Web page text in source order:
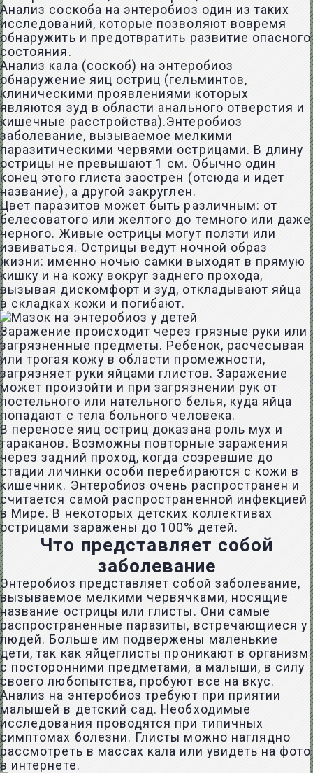
Анализ соскоба на энтеробиоз один из таких
исследований, которые позволяют вовремя
обнаружить и предотвратить развитие опасного
состояния.
Анализ кала (соскоб) на энтеробиоз
обнаружение яиц остриц (гельминтов,
клиническими проявлениями которых
являются зуд в области анального отверстия и
кишечные расстройства).Энтеробиоз
заболевание, вызываемое мелкими
паразитическими червями острицами. В длину
острицы не превышают 1 см. Обычно один
конец этого глиста заострен (отсюда и идет
название), а другой закруглен.
Цвет паразитов может быть различным: от
белесоватого или желтого до темного или даже
черного. Живые острицы могут ползти или
извиваться. Острицы ведут ночной образ
жизни: именно ночью самки выходят в прямую
кишку и на кожу вокруг заднего прохода,
вызывая дискомфорт и зуд, откладывают яйца
в складках кожи и погибают.
Заражение происходит через грязные руки или
загрязненные предметы. Ребенок, расчесывая
или трогая кожу в области промежности,
загрязняет руки яйцами глистов. Заражение
может произойти и при загрязнении рук от
постельного или нательного белья, куда яйца
попадают с тела больного человека.
В переносе яиц остриц доказана роль мух и
тараканов. Возможны повторные заражения
через задний проход, когда созревшие до
стадии личинки особи перебираются с кожи в
кишечник. Энтеробиоз очень распространен и
считается самой распространенной инфекцией
в Мире. В некоторых детских коллективах
острицами заражены до 100% детей.
Что представляет собой
заболевание
Энтеробиоз представляет собой заболевание,
вызываемое мелкими червячками, носящие
название острицы или глисты. Они самые
распространенные паразиты, встречающиеся у
людей. Больше им подвержены маленькие
дети, так как яйцеглисты проникают в организм
с посторонними предметами, а малыши, в силу
своего любопытства, пробуют все на вкус.
Анализ на энтеробиоз требуют при приятии
малышей в детский сад. Необходимые
исследования проводятся при типичных
симптомах болезни. Глисты можно наглядно
рассмотреть в массах кала или увидеть на фото
в интернете.